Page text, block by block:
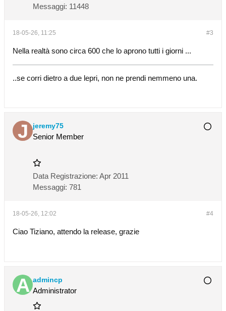
Messaggi: 11448
#3
18-05-26, 11:25
Nella realtà sono circa 600 che lo aprono tutti i giorni ...
..se corri dietro a due lepri, non ne prendi nemmeno una.
jeremy75
Senior Member
Data Registrazione: Apr 2011
Messaggi: 781
#4
18-05-26, 12:02
Ciao Tiziano, attendo la release, grazie
admincp
Administrator